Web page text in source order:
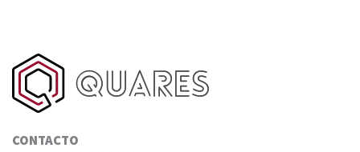
CONTACTO